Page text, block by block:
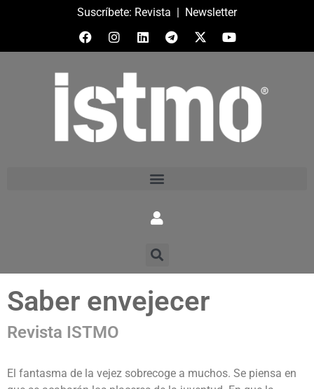
Suscríbete: Revista | Newsletter
Saber envejecer
Revista ISTMO
El fantasma de la vejez sobrecoge a muchos. Se piensa en